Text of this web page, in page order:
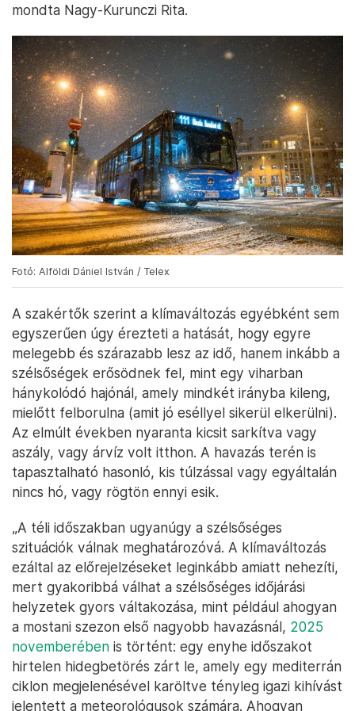
mondta Nagy-Kurunczi Rita.
Fotó: Alföldi Dániel István / Telex
A szakértők szerint a klímaváltozás egyébként sem
egyszerűen úgy érezteti a hatását, hogy egyre
melegebb és szárazabb lesz az idő, hanem inkább a
szélsőségek erősödnek fel, mint egy viharban
hánykolódó hajónál, amely mindkét irányba kileng,
mielőtt felborulna (amit jó eséllyel sikerül elkerülni).
Az elmúlt években nyaranta kicsit sarkítva vagy
aszály, vagy árvíz volt itthon. A havazás terén is
tapasztalható hasonló, kis túlzással vagy egyáltalán
nincs hó, vagy rögtön ennyi esik.
„A téli időszakban ugyanúgy a szélsőséges
szituációk válnak meghatározóvá. A klímaváltozás
ezáltal az előrejelzéseket leginkább amiatt nehezíti,
mert gyakoribbá válhat a szélsőséges időjárási
helyzetek gyors váltakozása, mint például ahogyan
a mostani szezon első nagyobb havazásnál, 2025
novemberében is történt: egy enyhe időszakot
hirtelen hidegbetörés zárt le, amely egy mediterrán
ciklon megjelenésével karöltve tényleg igazi kihívást
jelentett a meteorológusok számára. Ahogyan